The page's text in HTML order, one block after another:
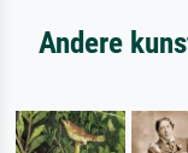
Andere